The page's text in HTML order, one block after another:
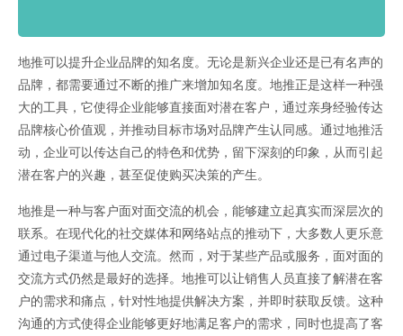
地推可以提升企业品牌的知名度。无论是新兴企业还是已有名声的
品牌，都需要通过不断的推广来增加知名度。地推正是这样一种强
大的工具，它使得企业能够直接面对潜在客户，通过亲身经验传达
品牌核心价值观，并推动目标市场对品牌产生认同感。通过地推活
动，企业可以传达自己的特色和优势，留下深刻的印象，从而引起
潜在客户的兴趣，甚至促使购买决策的产生。
地推是一种与客户面对面交流的机会，能够建立起真实而深层次的
联系。在现代化的社交媒体和网络站点的推动下，大多数人更乐意
通过电子渠道与他人交流。然而，对于某些产品或服务，面对面的
交流方式仍然是最好的选择。地推可以让销售人员直接了解潜在客
户的需求和痛点，针对性地提供解决方案，并即时获取反馈。这种
沟通的方式使得企业能够更好地满足客户的需求，同时也提高了客